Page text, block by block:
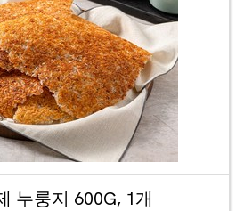
누룽지 600G, 1개